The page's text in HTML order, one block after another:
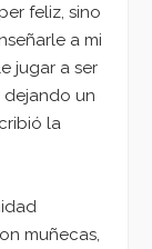
feliz, sino
a mi
jugar a ser
dejando un
la
muñecas,